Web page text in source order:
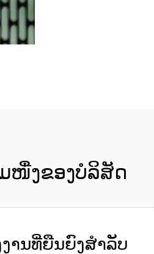
ໜື່ງຂອງບໍລິສັດ
ານທີ່ຍືນຍົງສຳລັບ